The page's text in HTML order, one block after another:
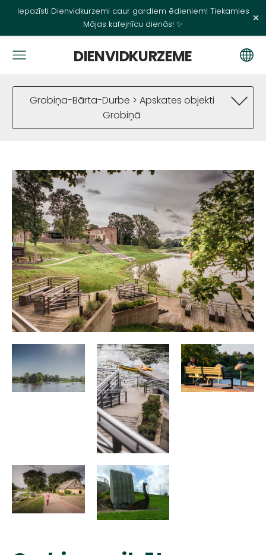
Iepazīsti Dienvidkurzemi caur gardiem ēdieniem! Tiekamies
Mājas kafejnīcu dienās! ✨
×
DIENVIDKURZEME
Grobiņa-Bārta-Durbe > Apskates objekti
Grobiņā